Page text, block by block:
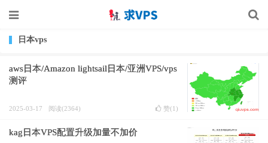
日本vps
aws日本/Amazon lightsail日本/亚洲VPS/vps
测评
2025-03-17 阅读(2364) 赞(1 )
kag日本VPS配置升级加量不加价